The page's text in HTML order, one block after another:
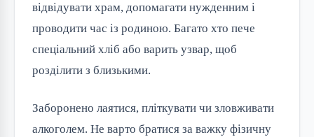
відвідувати храм, допомагати нужденним і
проводити час із родиною. Багато хто пече
спеціальний хліб або варить узвар, щоб
розділити з близькими.
Заборонено лаятися, пліткувати чи зловживати
алкоголем. Не варто братися за важку фізичну